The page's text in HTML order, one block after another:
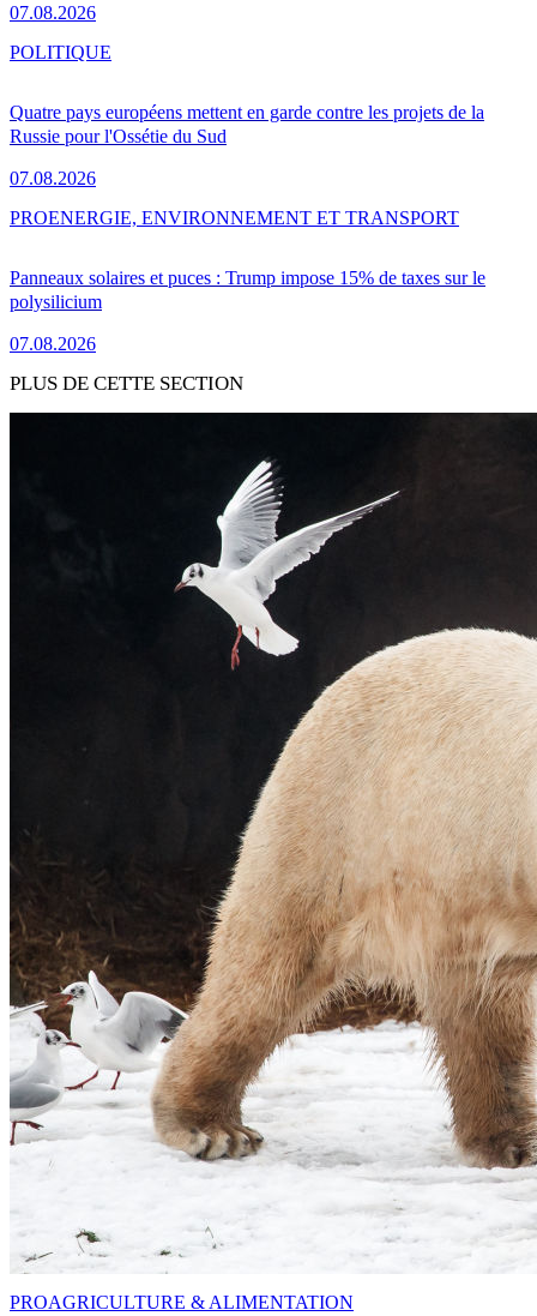
07.08.2026
Quatre pays européens mettent en garde contre les projets de la
Russie pour l'Ossétie du Sud
07.08.2026
POLITIQUE
Panneaux solaires et puces : Trump impose 15% de taxes sur le
polysilicium
07.08.2026
PROENERGIE, ENVIRONNEMENT ET TRANSPORT
PLUS DE CETTE SECTION
PROAGRICULTURE & ALIMENTATION